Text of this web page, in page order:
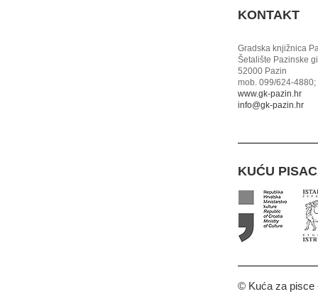
KONTAKT
Gradska knjižnica
Šetalište Pazinske
52000 Pazin
mob. 099/624-
www.gk-pazin.hr
info@gk-pazin.hr
KUĆU
© Kuća za pisce